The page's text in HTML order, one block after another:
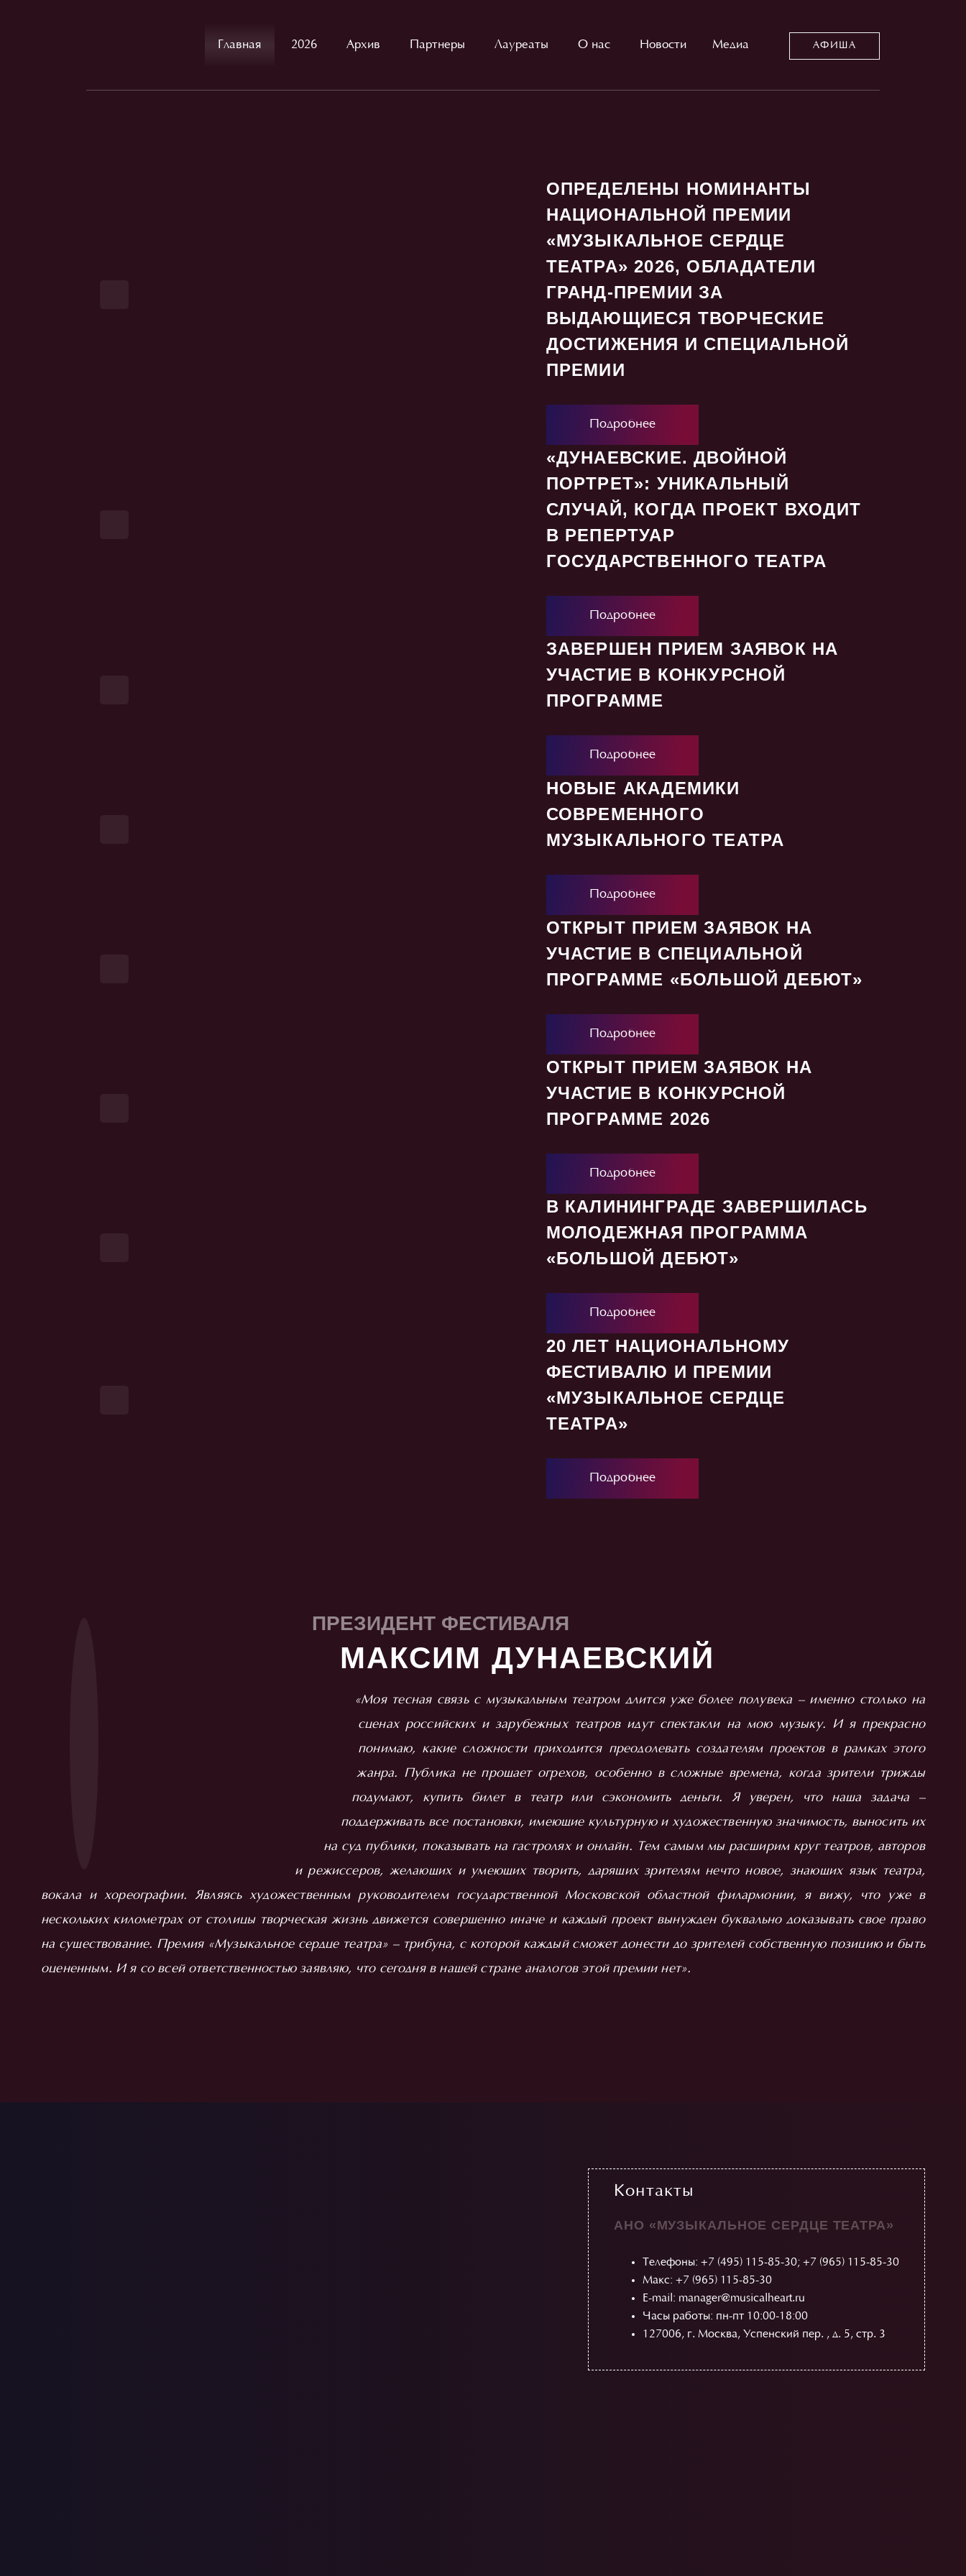
Главная 2026 Архив Партнеры Лауреаты О нас Новости Медиа АФИША
ОПРЕДЕЛЕНЫ НОМИНАНТЫ
НАЦИОНАЛЬНОЙ ПРЕМИИ
«МУЗЫКАЛЬНОЕ СЕРДЦЕ
ТЕАТРА» 2026, ОБЛАДАТЕЛИ
ГРАНД-ПРЕМИИ ЗА
ВЫДАЮЩИЕСЯ ТВОРЧЕСКИЕ
ДОСТИЖЕНИЯ И СПЕЦИАЛЬНОЙ
ПРЕМИИ
Подробнее
«ДУНАЕВСКИЕ. ДВОЙНОЙ
ПОРТРЕТ»: УНИКАЛЬНЫЙ
СЛУЧАЙ, КОГДА ПРОЕКТ ВХОДИТ
В РЕПЕРТУАР
ГОСУДАРСТВЕННОГО ТЕАТРА
Подробнее
ЗАВЕРШЕН ПРИЕМ ЗАЯВОК НА
УЧАСТИЕ В КОНКУРСНОЙ
ПРОГРАММЕ
Подробнее
НОВЫЕ АКАДЕМИКИ
СОВРЕМЕННОГО
МУЗЫКАЛЬНОГО ТЕАТРА
Подробнее
ОТКРЫТ ПРИЕМ ЗАЯВОК НА
УЧАСТИЕ В СПЕЦИАЛЬНОЙ
ПРОГРАММЕ «БОЛЬШОЙ ДЕБЮТ»
Подробнее
ОТКРЫТ ПРИЕМ ЗАЯВОК НА
УЧАСТИЕ В КОНКУРСНОЙ
ПРОГРАММЕ 2026
Подробнее
В КАЛИНИНГРАДЕ ЗАВЕРШИЛАСЬ
МОЛОДЕЖНАЯ ПРОГРАММА
«БОЛЬШОЙ ДЕБЮТ»
Подробнее
20 ЛЕТ НАЦИОНАЛЬНОМУ
ФЕСТИВАЛЮ И ПРЕМИИ
«МУЗЫКАЛЬНОЕ СЕРДЦЕ
ТЕАТРА»
Подробнее
ПРЕЗИДЕНТ ФЕСТИВАЛЯ
МАКСИМ ДУНАЕВСКИЙ
«Моя тесная связь с музыкальным театром длится уже более полувека – именно столько на
сценах российских и зарубежных театров идут спектакли на мою музыку. И я прекрасно
понимаю, какие сложности приходится преодолевать создателям проектов в рамках этого
жанра. Публика не прощает огрехов, особенно в сложные времена, когда зрители трижды
подумают, купить билет в театр или сэкономить деньги. Я уверен, что наша задача –
поддерживать все постановки, имеющие культурную и художественную значимость, выносить их
на суд публики, показывать на гастролях и онлайн. Тем самым мы расширим круг театров, авторов
и режиссеров, желающих и умеющих творить, дарящих зрителям нечто новое, знающих язык театра,
вокала и хореографии. Являясь художественным руководителем государственной Московской областной филармонии, я вижу, что уже в
нескольких километрах от столицы творческая жизнь движется совершенно иначе и каждый проект вынужден буквально доказывать свое право
на существование. Премия «Музыкальное сердце театра» – трибуна, с которой каждый сможет донести до зрителей собственную позицию и быть
оцененным. И я со всей ответственностью заявляю, что сегодня в нашей стране аналогов этой премии нет».
Контакты
АНО «МУЗЫКАЛЬНОЕ СЕРДЦЕ ТЕАТРА»
Телефоны: +7 (495) 115-85-30; +7 (965) 115-85-30
Макс: +7 (965) 115-85-30
E-mail: manager@musicalheart.ru
Часы работы: пн-пт 10:00-18:00
127006, г. Москва, Успенский пер. , д. 5, стр. 3